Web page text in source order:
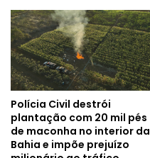
Polícia Civil destrói
plantação com 20 mil pés
de maconha no interior da
Bahia e impõe prejuízo